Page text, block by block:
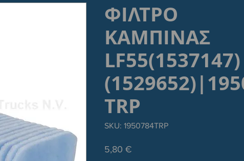
ΦΙΛΤΡΟ
ΚΑΜΠΙΝΑΣ
LF55(1537147)
TRP
SKU: 1950784TRP
5,80 €